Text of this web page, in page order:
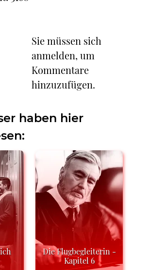
Sie müssen sich
anmelden, um
Kommentare
hinzuzufügen.
haben hier
Die Flugbegleiterin -
Kapitel 6